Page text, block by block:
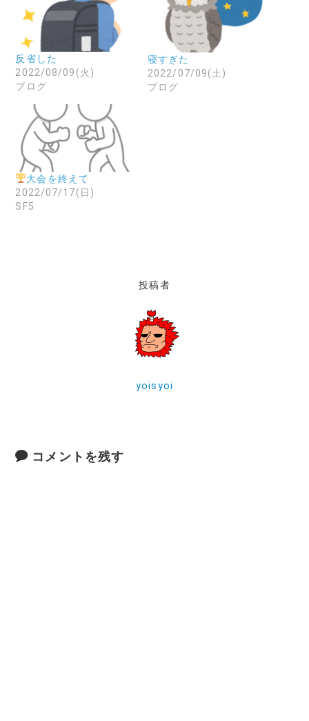
反省した
2022/08/09(火)
ブログ
寝すぎた
2022/07/09(土)
ブログ
大会を終えて
2022/07/17(日)
SF5
投稿者
yoisyoi
コメントを残す